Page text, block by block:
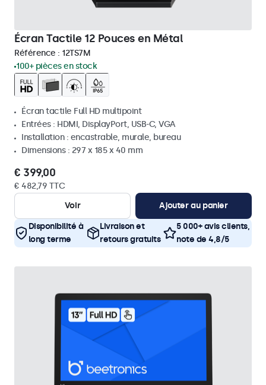
Écran Tactile 12 Pouces en Métal
Référence : 12TS7M
100+ pièces en stock
Écran tactile Full HD multipoint
Entrées : HDMI, DisplayPort, USB-C, VGA
Installation : encastrable, murale, bureau
Dimensions : 297 x 185 x 40 mm
€ 399,00
€ 482,79 TTC
Voir
Ajouter au panier
Disponibilité à
long terme
Livraison et
retours gratuits
5 000+ avis clients,
note de 4,8/5